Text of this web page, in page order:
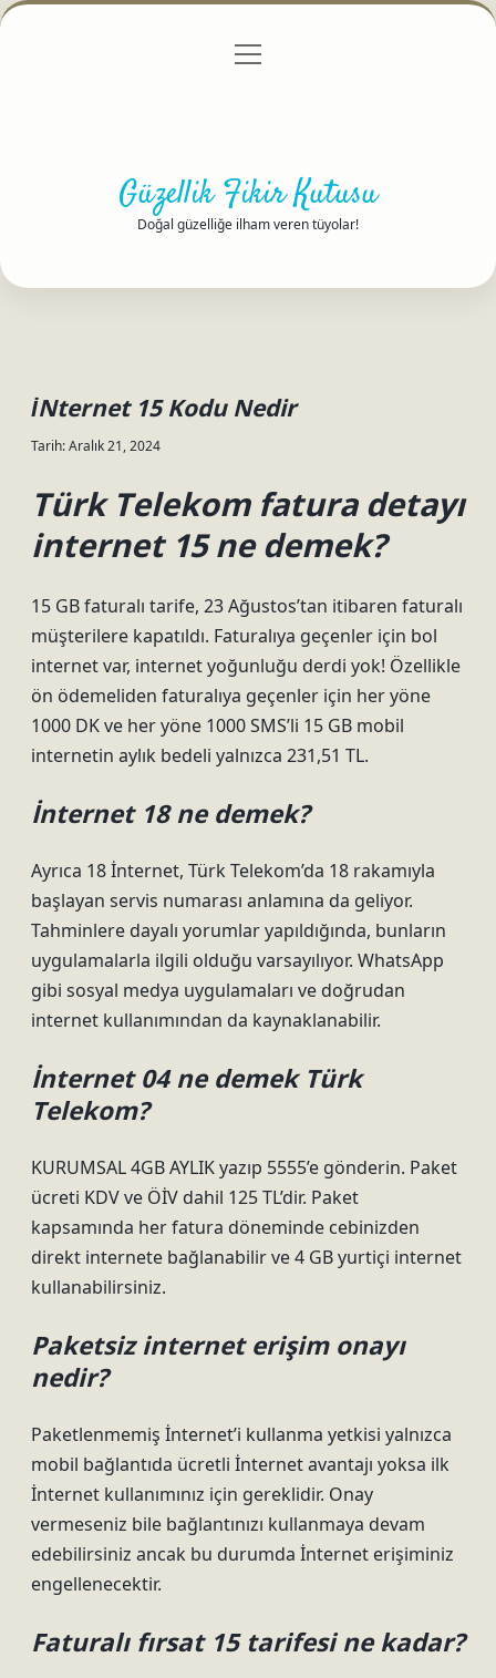
Gizlilik Politikası
menüyü
Güzellik Fikir Kutusu
Doğal güzelliğe ilham veren tüyolar!
İNternet 15 Kodu Nedir
Tarih: Aralık 21, 2024
Türk Telekom fatura detayı
internet 15 ne demek?
15 GB faturalı tarife, 23 Ağustos’tan itibaren faturalı
müşterilere kapatıldı. Faturalıya geçenler için bol
internet var, internet yoğunluğu derdi yok! Özellikle
ön ödemeliden faturalıya geçenler için her yöne
1000 DK ve her yöne 1000 SMS’li 15 GB mobil
internetin aylık bedeli yalnızca 231,51 TL.
İnternet 18 ne demek?
Ayrıca 18 İnternet, Türk Telekom’da 18 rakamıyla
başlayan servis numarası anlamına da geliyor.
Tahminlere dayalı yorumlar yapıldığında, bunların
uygulamalarla ilgili olduğu varsayılıyor. WhatsApp
gibi sosyal medya uygulamaları ve doğrudan
internet kullanımından da kaynaklanabilir.
İnternet 04 ne demek Türk
Telekom?
KURUMSAL 4GB AYLIK yazıp 5555’e gönderin. Paket
ücreti KDV ve ÖİV dahil 125 TL’dir. Paket
kapsamında her fatura döneminde cebinizden
direkt internete bağlanabilir ve 4 GB yurtiçi internet
kullanabilirsiniz.
Paketsiz internet erişim onayı
nedir?
Paketlenmemiş İnternet’i kullanma yetkisi yalnızca
mobil bağlantıda ücretli İnternet avantajı yoksa ilk
İnternet kullanımınız için gereklidir. Onay
vermeseniz bile bağlantınızı kullanmaya devam
edebilirsiniz ancak bu durumda İnternet erişiminiz
engellenecektir.
Faturalı fırsat 15 tarifesi ne kadar?